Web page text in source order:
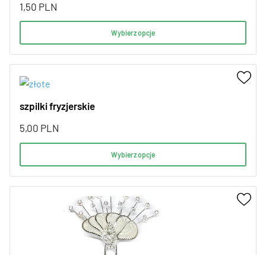
1,50 PLN
Wybierz opcje
szpilki fryzjerskie
5,00 PLN
Wybierz opcje